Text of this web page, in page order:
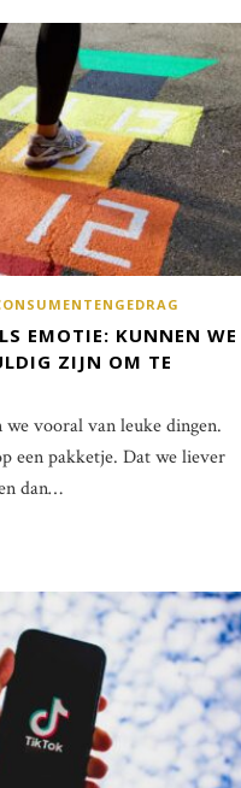
EMOTIE: KUNNEN WE
ZIJN OM TE
we vooral van leuke dingen.
een pakketje. Dat we liever
dan…